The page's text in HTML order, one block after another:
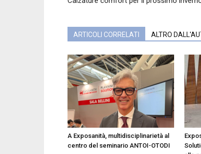
ARTICOLI CORRELATI ALTRO
A Exposanità, multidisciplinarietà al
centro del seminario ANTOI-OTODI